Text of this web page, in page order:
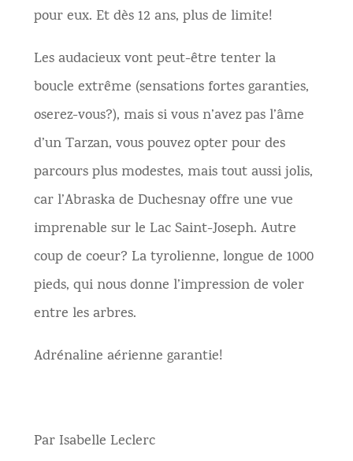
pour eux. Et dès 12 ans, plus de limite!
Les audacieux vont peut-être tenter la
boucle extrême (sensations fortes garanties,
oserez-vous?), mais si vous n’avez pas l’âme
d’un Tarzan, vous pouvez opter pour des
parcours plus modestes, mais tout aussi jolis,
car l’Abraska de Duchesnay offre une vue
imprenable sur le Lac Saint-Joseph. Autre
coup de coeur? La tyrolienne, longue de 1000
pieds, qui nous donne l’impression de voler
entre les arbres.
Adrénaline aérienne garantie!
Par Isabelle Leclerc